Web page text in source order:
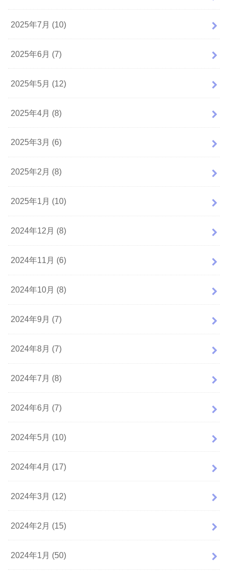
2025年7月 (10)
2025年6月 (7)
2025年5月 (12)
2025年4月 (8)
2025年3月 (6)
2025年2月 (8)
2025年1月 (10)
2024年12月 (8)
2024年11月 (6)
2024年10月 (8)
2024年9月 (7)
2024年8月 (7)
2024年7月 (8)
2024年6月 (7)
2024年5月 (10)
2024年4月 (17)
2024年3月 (12)
2024年2月 (15)
2024年1月 (50)